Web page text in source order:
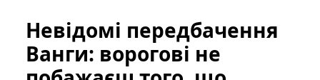
Невідомі передбачення
Ванги: ворогові не